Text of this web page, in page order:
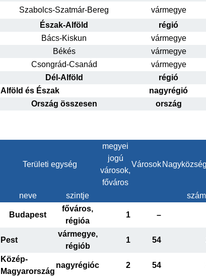
Szabolcs-Szatmár-Bereg vármegye
Észak-Alföld
régió
Bács-Kiskun
vármegye
Békés
vármegye
Csongrád-Csanád
vármegye
Dél-Alföld
régió
Alföld és Észak
nagyrégió
Ország összesen
ország
Területi egység
megyei
jogú
városok,
főváros
Városok
neve szintje
Budapest
főváros,
régióa
1 –
Pest
vármegye,
régiób
1 54
Közép-
Magyarország
nagyrégióc 2 54